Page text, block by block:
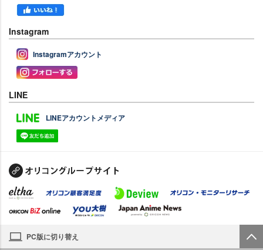
Instagram
Instagramアカウント
LINE
LINEアカウントメディア
PC版に切り替え